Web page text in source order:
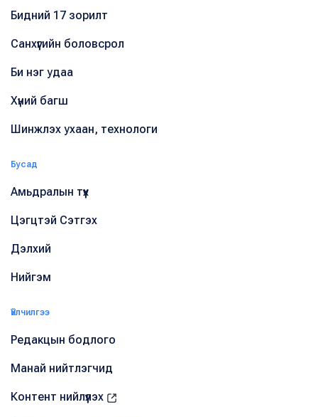
Бидний 17 зорилт
Санхүүгийн боловсрол
Би нэг удаа
Хүний багш
Шинжлэх ухаан, технологи
Бусад
Амьдралын түүх
Цэгцтэй Сэтгэх
Дэлхий
Нийгэм
Үйлчилгээ
Редакцын бодлого
Манай нийтлэгчид
Контент нийлүүлэх